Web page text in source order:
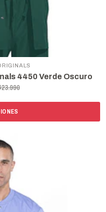
4450 Verde Oscuro